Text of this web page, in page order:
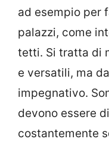
ad esempio per
palazzi, come
tetti. Si tratta di
e versatili, ma
impegnativo.
devono essere
costantemente